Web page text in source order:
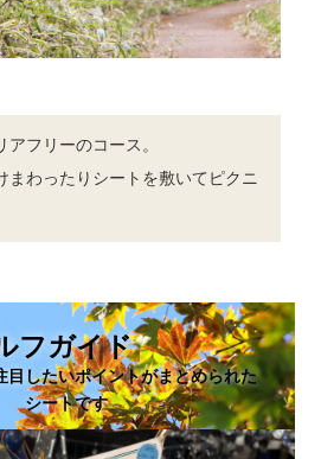
フリーのコース。
まわったりシートを敷いてピクニ
フガイド
目したいポイントがまとめられた
シートです